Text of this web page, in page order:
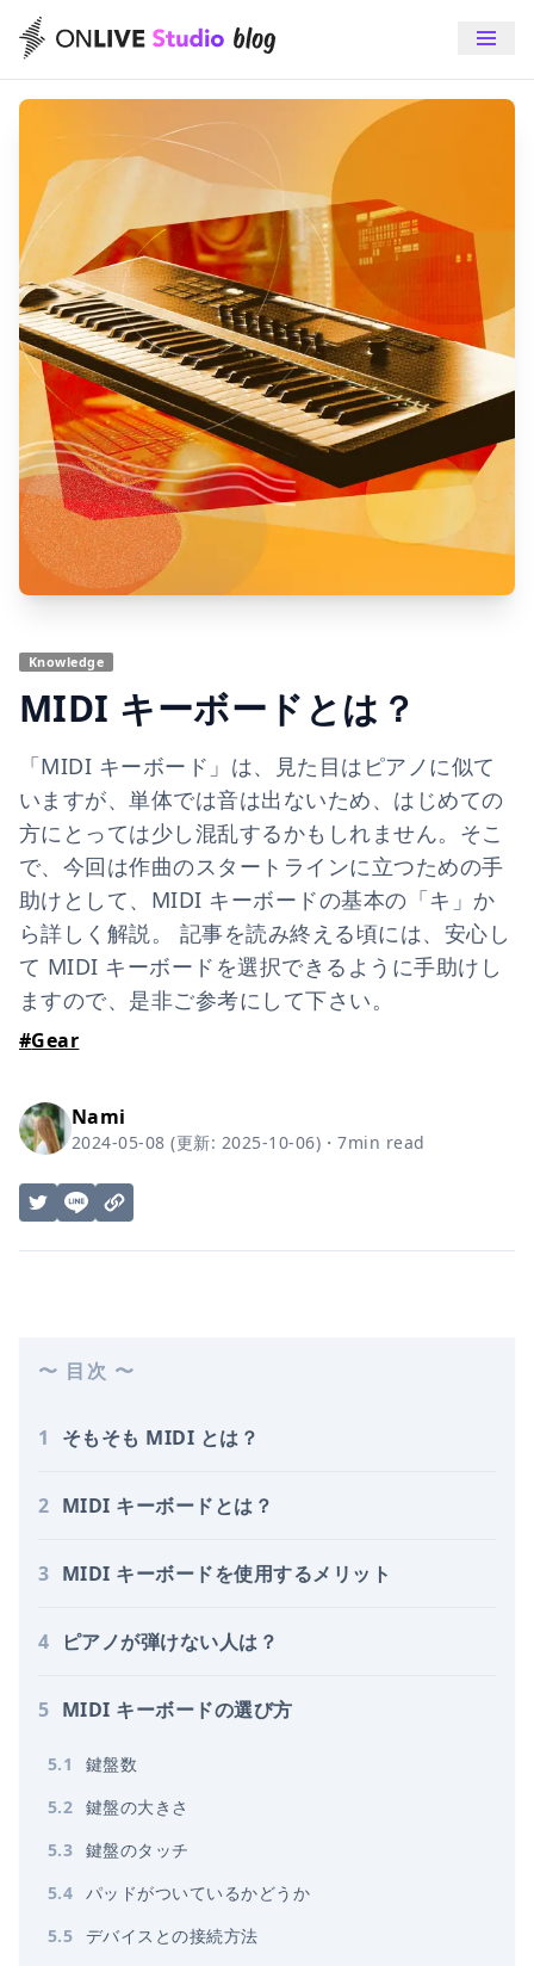
Knowledge
MIDI キーボードとは？
「MIDI キーボード」は、見た目はピアノに似て
いますが、単体では音は出ないため、はじめての
方にとっては少し混乱するかもしれません。そこ
で、今回は作曲のスタートラインに立つための手
助けとして、MIDI キーボードの基本の「キ」か
ら詳しく解説。 記事を読み終える頃には、安心し
て MIDI キーボードを選択できるように手助けし
ますので、是非ご参考にして下さい。
#Gear
Nami
2024-05-08 (更新: 2025-10-06) ・7min read
〜 目次 〜
1 そもそも MIDI とは？
2 MIDI キーボードとは？
3 MIDI キーボードを使用するメリット
4 ピアノが弾けない人は？
5 MIDI キーボードの選び方
5.1
鍵盤数
5.2 鍵盤の大きさ
5.3 鍵盤のタッチ
5.4 パッドがついているかどうか
5.5 デバイスとの接続方法